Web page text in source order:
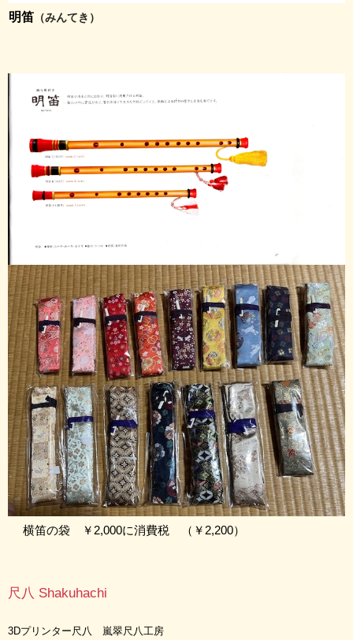
明笛 （みんてき）
横笛の袋 ￥2,000に消費税 （￥2,200）
尺八 Shakuhachi
3Dプリンター尺八 嵐翠尺八工房